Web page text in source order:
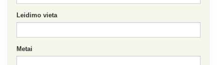
Leidimo vieta
Metai